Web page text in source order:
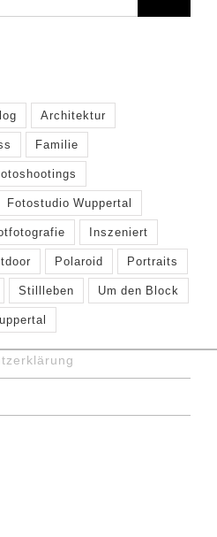
Architektur
Familie
Fotostudio Wuppertal
Inszeniert
Polaroid
Portraits
Stillleben
Um den Block